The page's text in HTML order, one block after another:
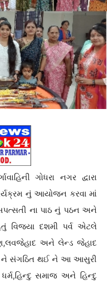
ગોધરા નગર દ્વારા
નું આયોજન કરવા માં
ના પાઠ નું પઠન અને
વિજયા દશમી પર્વ એટલે
અને લેન્ડ જેહાદ
ને સંગઠિત થઈ ને આ આસુરી
સમાજ અને હિન્દુ